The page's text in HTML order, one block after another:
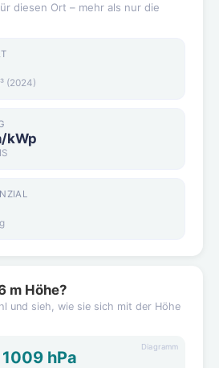
diesen Ort – mehr als nur die
(2024)
kWp
m Höhe?
und sieh, wie sie sich mit der Höhe
1009 hPa
Diagramm